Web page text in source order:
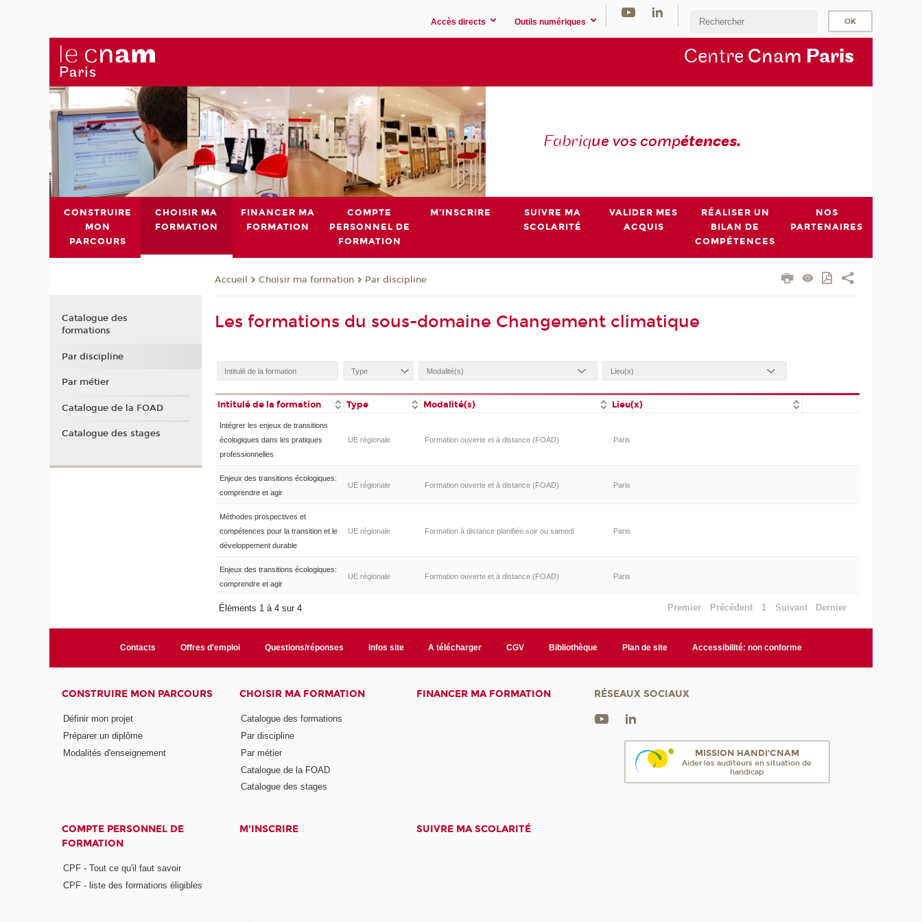
Accès directs Outils numériques
Centre Cnam Paris
Fabrique vos compétences.
CONSTRUIRE
MON
PARCOURS
CHOISIR MA
FORMATION
FINANCER MA
FORMATION
COMPTE
PERSONNEL DE
FORMATION
M'INSCRIRE
SUIVRE MA
SCOLARITÉ
VALIDER MES
ACQUIS
RÉALISER UN
BILAN DE
COMPÉTENCES
NOS
PARTENAIRES
Accueil Choisir ma formation Par discipline
Les formations du sous-domaine Changement climatique
Intitulé de la formation Type Modalité(s) Lieu(x)
Intégrer les enjeux de transitions
écologiques dans les pratiques
professionnelles
UE régionale Formation ouverte et à distance (FOAD) Paris
Enjeux des transitions écologiques:
comprendre et agir
UE régionale Formation ouverte et à distance (FOAD) Paris
Méthodes prospectives et
compétences pour la transition et le
développement durable
UE régionale Formation à distance planifiée soir ou samedi Paris
Enjeux des transitions écologiques:
comprendre et agir
UE régionale Formation ouverte et à distance (FOAD) Paris
Éléments 1 à 4 sur 4 Premier Précédent 1 Suivant Dernier
Catalogue des
formations
Par discipline
Par métier
Catalogue de la FOAD
Catalogue des stages
Contacts Offres d'emploi Questions/réponses Infos site A télécharger CGV Bibliothèque Plan de site Accessibilité: non conforme
CONSTRUIRE MON PARCOURS
Définir mon projet
Préparer un diplôme
Modalités d'enseignement
CHOISIR MA FORMATION
Catalogue des formations
Par discipline
Par métier
Catalogue de la FOAD
Catalogue des stages
FINANCER MA FORMATION
COMPTE PERSONNEL DE
FORMATION
CPF - Tout ce qu'il faut savoir
CPF - liste des formations éligibles
M'INSCRIRE SUIVRE MA SCOLARITÉ
RÉSEAUX SOCIAUX
MISSION HANDI'CNAM
Aider les auditeurs en situation de
handicap